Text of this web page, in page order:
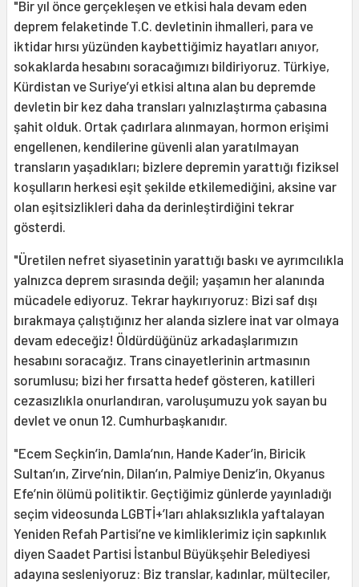
"Bir yıl önce gerçekleşen ve etkisi hala devam eden
deprem felaketinde T.C. devletinin ihmalleri, para ve
iktidar hırsı yüzünden kaybettiğimiz hayatları anıyor,
sokaklarda hesabını soracağımızı bildiriyoruz. Türkiye,
Kürdistan ve Suriye’yi etkisi altına alan bu depremde
devletin bir kez daha transları yalnızlaştırma çabasına
şahit olduk. Ortak çadırlara alınmayan, hormon erişimi
engellenen, kendilerine güvenli alan yaratılmayan
transların yaşadıkları; bizlere depremin yarattığı fiziksel
koşulların herkesi eşit şekilde etkilemediğini, aksine var
olan eşitsizlikleri daha da derinleştirdiğini tekrar
gösterdi.
"Üretilen nefret siyasetinin yarattığı baskı ve ayrımcılıkla
yalnızca deprem sırasında değil; yaşamın her alanında
mücadele ediyoruz. Tekrar haykırıyoruz: Bizi saf dışı
bırakmaya çalıştığınız her alanda sizlere inat var olmaya
devam edeceğiz! Öldürdüğünüz arkadaşlarımızın
hesabını soracağız. Trans cinayetlerinin artmasının
sorumlusu; bizi her fırsatta hedef gösteren, katilleri
cezasızlıkla onurlandıran, varoluşumuzu yok sayan bu
devlet ve onun 12. Cumhurbaşkanıdır.
"Ecem Seçkin’in, Damla’nın, Hande Kader’in, Biricik
Sultan’ın, Zirve’nin, Dilan’ın, Palmiye Deniz’in, Okyanus
Efe’nin ölümü politiktir. Geçtiğimiz günlerde yayınladığı
seçim videosunda LGBTİ+’ları ahlaksızlıkla yaftalayan
Yeniden Refah Partisi’ne ve kimliklerimiz için sapkınlık
diyen Saadet Partisi İstanbul Büyükşehir Belediyesi
adayına sesleniyoruz: Biz translar, kadınlar, mülteciler,